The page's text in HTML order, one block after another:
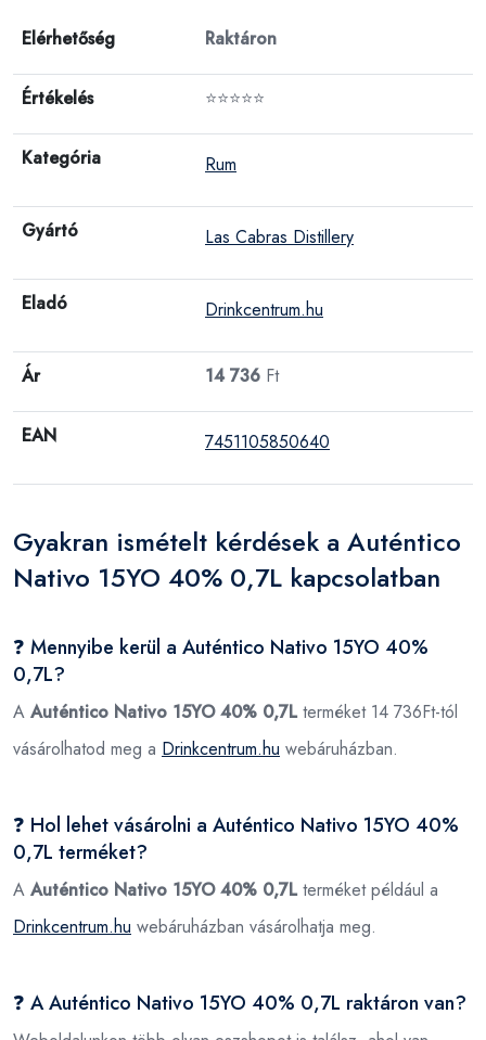
Elérhetőség Raktáron
Értékelés ⭐⭐⭐⭐⭐
Kategória Rum
Gyártó Las Cabras Distillery
Eladó Drinkcentrum.hu
Ár 14 736 Ft
EAN 7451105850640
Gyakran ismételt kérdések a Auténtico
Nativo 15YO 40% 0,7L kapcsolatban
❓ Mennyibe kerül a Auténtico Nativo 15YO 40%
0,7L?
A Auténtico Nativo 15YO 40% 0,7Lterméket 14 736Ft-tól
vásárolhatod meg a Drinkcentrum.hu webáruházban.
❓ Hol lehet vásárolni a Auténtico Nativo 15YO 40%
0,7L terméket?
A Auténtico Nativo 15YO 40% 0,7Lterméket például a
Drinkcentrum.hu webáruházban vásárolhatja meg.
❓ A Auténtico Nativo 15YO 40% 0,7L raktáron van?